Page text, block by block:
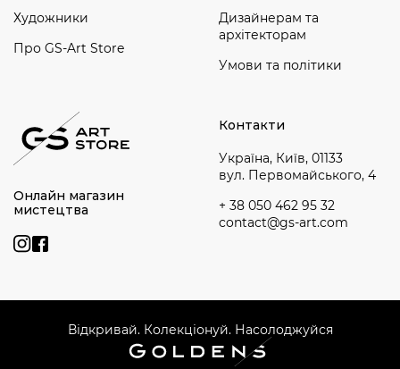
Онлайн магазин
мистецтва
Контакти
Україна, Київ, 01133
вул. Первомайського, 4
+ 38 050 462 95 32
contact@gs-art.com
Художники
Про GS-Art Store
Дизайнерам та
архітекторам
Умови та політики
Відкривай. Колекціонуй. Насолоджуйся